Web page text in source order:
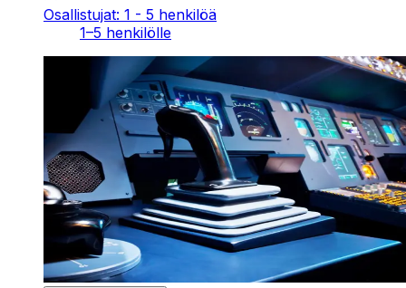
Osallistujat: 1 - 5 henkilöä
1–5 henkilölle